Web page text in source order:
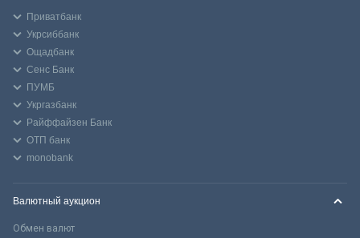
Приватбанк
Укрсиббанк
Ощадбанк
Сенс Банк
ПУМБ
Укргазбанк
Райффайзен Банк
ОТП банк
monobank
Валютный аукцион
Обмен валют